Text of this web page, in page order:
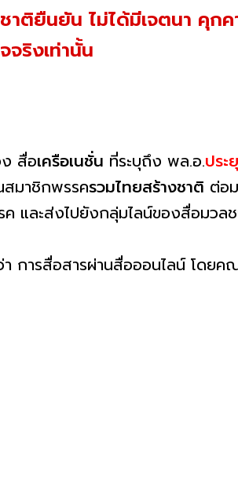
าติยืนยัน ไม่ได้มีเจตนา คุ
ริงเท่านั้น
ง สื่อเครือเนชั่น ที่ระบุถึง พล.อ.ประ
สมาชิกพรรครวมไทยสร้างชาติ ต่อ
และส่งไปยังกลุ่มไลน์ของสื่อมวล
การสื่อสารผ่านสื่อออนไลน์ โดยค